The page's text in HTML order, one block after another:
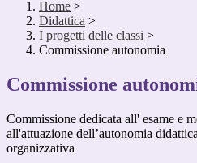
Home >
Didattica >
I progetti delle classi >
Commissione autonomia
Commissione
Commissione dedicata all' esame e
all'attuazione dell’autonomia
organizzativa